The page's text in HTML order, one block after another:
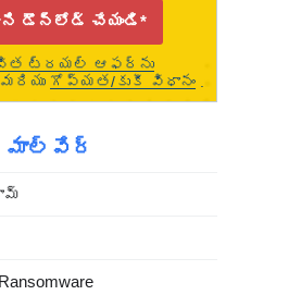
డౌన్‌లోడ్ చేయండి*
ట్రయల్ ఆఫర్‌ను
గోప్యత/కుకీ విధానం
మాల్వేర్